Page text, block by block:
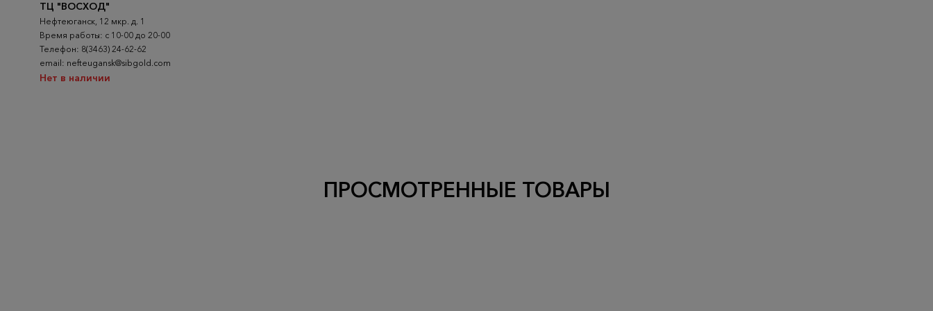
ТЦ "ВОСХОД"
Нефтеюганск, 12 мкр. д. 1
Время работы: с 10-00 до 20-00
Телефон: 8(3463) 24-62-62
email: nefteugansk@sibgold.com
Нет в наличии
ПРОСМОТРЕННЫЕ ТОВАРЫ